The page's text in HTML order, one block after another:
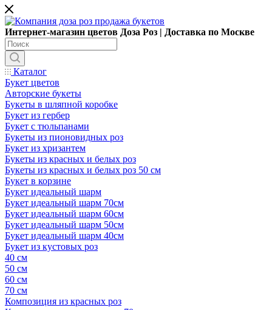
Интернет-магазин цветов Доза Роз | Доставка по Москве
Каталог
Букет цветов
Авторские букеты
Букеты в шляпной коробке
Букет из гербер
Букет с тюльпанами
Букеты из пионовидных роз
Букет из хризантем
Букеты из красных и белых роз
Букеты из красных и белых роз 50 см
Букет в корзине
Букет идеальный шарм
Букет идеальный шарм 70см
Букет идеальный шарм 60см
Букет идеальный шарм 50см
Букет идеальный шарм 40см
Букет из кустовых роз
40 см
50 см
60 см
70 см
Композиция из красных роз